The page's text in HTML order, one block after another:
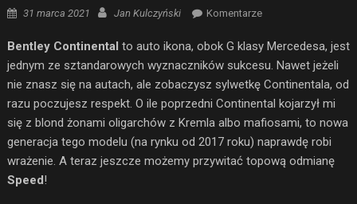
Posted on
31 marca 2021 Author
Jan Kulczyński Komentarze
Bentley Continental to auto ikona, obok G klasy Mercedesa, jest
jednym ze sztandarowych wyznaczników sukcesu. Nawet jeżeli
nie znasz się na autach, ale zobaczysz sylwetkę Continentala, od
razu poczujesz respekt. O ile poprzedni Continental kojarzył mi
się z blond żonami oligarchów z Kremla albo mafiosami, to nowa
generacja tego modelu (na rynku od 2017 roku) naprawdę robi
wrażenie. A teraz jeszcze możemy przywitać topową odmianę
Speed!